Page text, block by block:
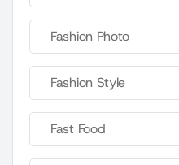
Fashion Photo
Fashion Style
Fast Food